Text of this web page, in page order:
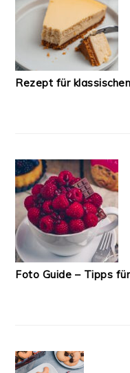
Rezept für
Foto Guide – Tipps